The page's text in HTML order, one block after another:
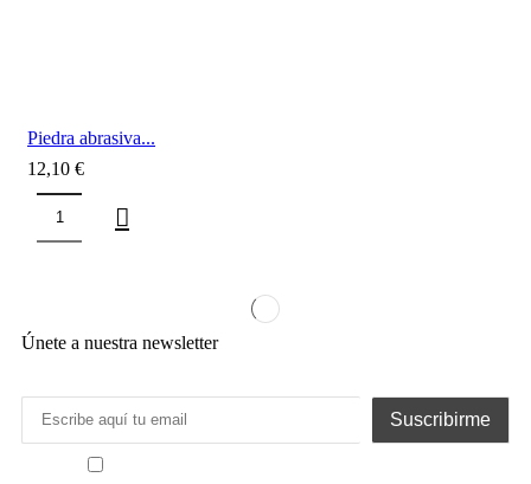
Piedra abrasiva...
12,10 €
Únete a nuestra newsletter